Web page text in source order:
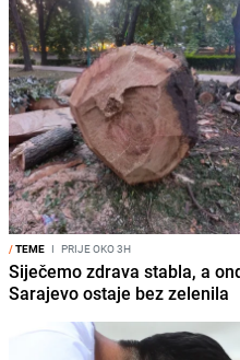
/TEME I PRIJE OKO 3H
Siječemo zdrava stabla, a
Sarajevo ostaje bez zelenila